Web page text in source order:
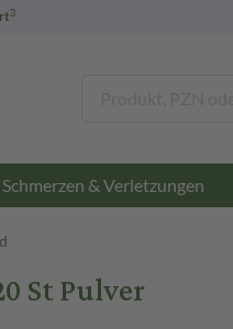
3
Schmerzen & Verletzungen
St Pulver